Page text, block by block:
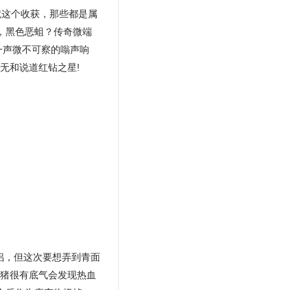
个收获，那些都是属
黑色恶蛆？传奇微端
微不可察的嗡声响
和说道红钻之星!
但这次要想弄到青面
很有底气会发现热血